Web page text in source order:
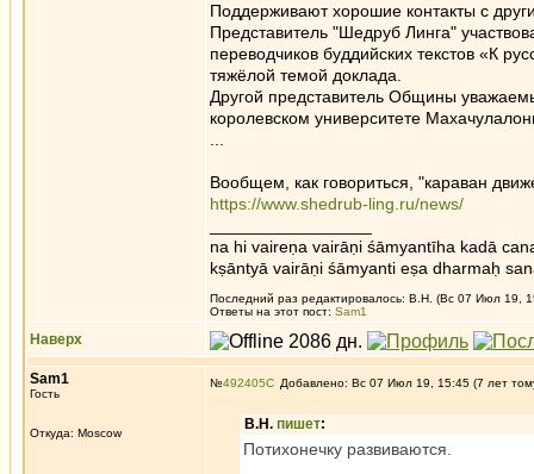
Поддерживают хорошие контакты с
Представитель "Шедруб Линга"
переводчиков буддийских текстов «К
тяжёлой темой доклада.
Другой представитель Общины
королевском университете
Вообщем, как говориться, "караван
https://www.shedrub-ling.ru/news/
na hi vaireṇa vairāṇi śāmyantīha kadā
kṣāntyā vairāṇi śāmyanti eṣa dharmaḥ
Последний раз редактировалось: В.Н. (Вс 07 Июл 19,
Ответы на этот пост: Sam1
Наверх
Sam1
Гость
Откуда: Moscow
№492405 Добавлено: Вс 07 Июл 19, 15:45 (7 лет
В.Н. пишет:
Потихонечку развиваются.